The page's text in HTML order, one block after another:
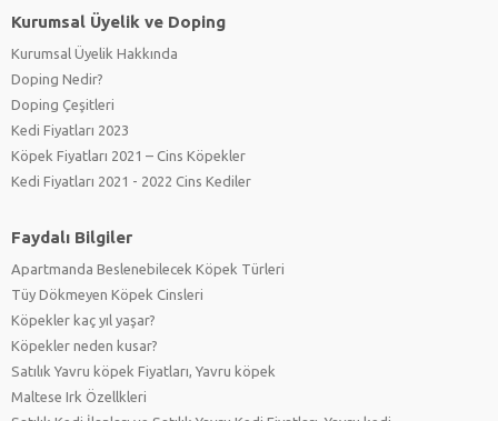
Kurumsal Üyelik ve Doping
Kurumsal Üyelik Hakkında
Doping Nedir?
Doping Çeşitleri
Kedi Fiyatları 2023
Köpek Fiyatları 2021 – Cins Köpekler
Kedi Fiyatları 2021 - 2022 Cins Kediler
Faydalı Bilgiler
Apartmanda Beslenebilecek Köpek Türleri
Tüy Dökmeyen Köpek Cinsleri
Köpekler kaç yıl yaşar?
Köpekler neden kusar?
Satılık Yavru köpek Fiyatları, Yavru köpek
Maltese Irk Özellkleri